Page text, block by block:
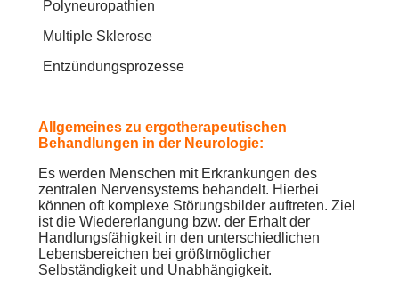
Polyneuropathien
Multiple Sklerose
Entzündungsprozesse
Allgemeines zu ergotherapeutischen
Behandlungen in der Neurologie:
Es werden Menschen mit Erkrankungen des
zentralen Nervensystems behandelt. Hierbei
können oft komplexe Störungsbilder auftreten. Ziel
ist die Wiedererlangung bzw. der Erhalt der
Handlungsfähigkeit in den unterschiedlichen
Lebensbereichen bei größtmöglicher
Selbständigkeit und Unabhängigkeit.